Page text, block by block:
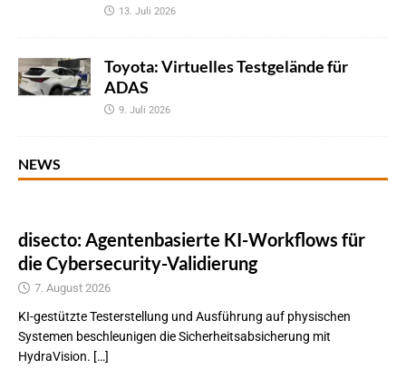
13. Juli 2026
Toyota: Virtuelles Testgelände für
ADAS
9. Juli 2026
NEWS
disecto: Agentenbasierte KI-Workflows für
die Cybersecurity-Validierung
7. August 2026
KI-gestützte Testerstellung und Ausführung auf physischen
Systemen beschleunigen die Sicherheitsabsicherung mit
HydraVision. […]